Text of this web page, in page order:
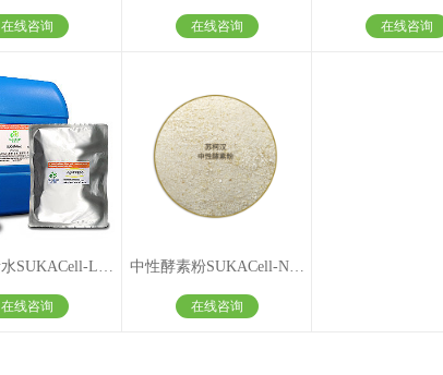
在线咨询 在线咨询 在线咨询
酸性酵素水SUKACell-L1000
在线咨询
中性酵素粉SUKACell-N5000
在线咨询